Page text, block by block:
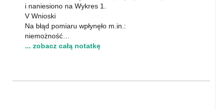
i naniesiono na Wykres 1.
V Wnioski
Na błąd pomiaru wpłynęło m.in.:
niemożność…
... zobacz całą notatkę